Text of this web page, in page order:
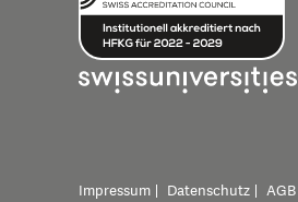
Impressum Datenschutz AGB